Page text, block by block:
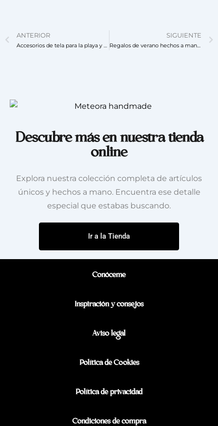
ANTERIOR
Accesorios de tela para la playa y el verano
SIGUIENTE
Regalos de verano hechos a mano: útiles, bonitos y perfectos para regalar
Descubre más en nuestra tienda
online
Explora nuestra colección completa de artículos
únicos y hechos a mano. Encuentra ese detalle
especial que estabas buscando.
Ir a la Tienda
Conóceme
Inspiración y consejos
Aviso legal
Política de Cookies
Política de privacidad
Condiciones de compra